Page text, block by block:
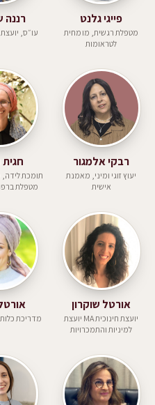
פייגי גלנט
מטפלת רגשית, מומחית
לטראומות
רננה
עו״ס, יועצת
רבקי אלמגור
יעוץ זוגי ומיני, מאמנת
אישית
תומכת לידה,
מטפלת
אורטל שוקרון
יועצת חינוכית MA יועצת
למיניות והתמכרויות
מדריכת